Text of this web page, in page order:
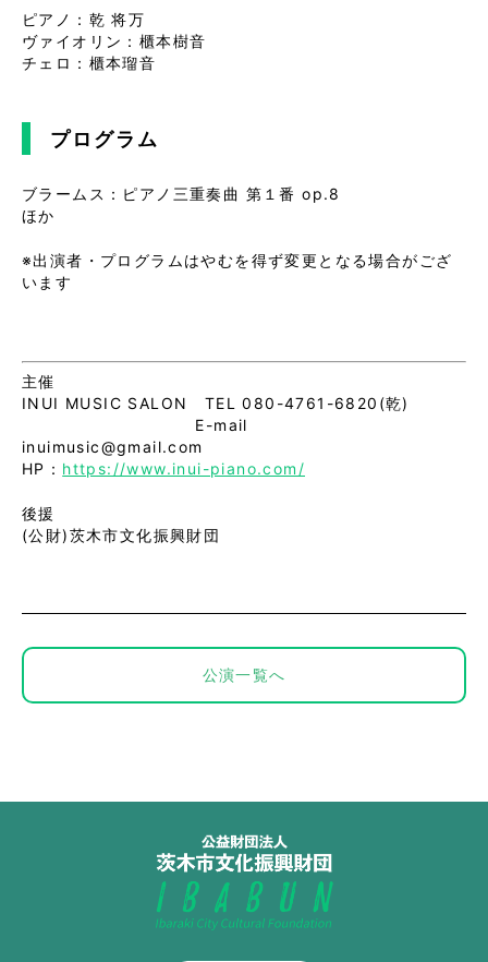
ピアノ：乾 将万
ヴァイオリン：櫃本樹音
チェロ：櫃本瑠音
プログラム
ブラームス：ピアノ三重奏曲 第１番 op.8
ほか
※出演者・プログラムはやむを得ず変更となる場合がござ
います
主催
INUI MUSIC SALON TEL 080-4761-6820(乾)
E-mail
inuimusic@gmail.com
HP： https://www.inui-piano.com/
後援
(公財)茨木市文化振興財団
公演一覧へ